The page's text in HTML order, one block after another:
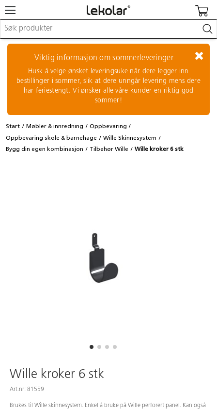
Lekeplassutstyr & utemiljø
Kunst & håndverk
Leker & sykler
Pedagogisk materiell
Barnevogner & småbarnsutstyr
Logge inn / registrere meg
Viktig informasjon om sommerleveringer
Husk å velge ønsket leveringsuke når dere legger inn
bestillinger i sommer, slik at dere unngår levering mens dere
har feriestengt. Vi ønsker alle våre kunder en riktig god
sommer!
Start Møbler & innredning
Oppbevaring
Oppbevaring skole & barnehage
Wille Skinnesystem
Bygg din egen kombinasjon
Tilbehør Wille Wille kroker 6 stk
Wille kroker 6 stk
Art.nr: 81559
Brukes til Wille skinnesystem. Enkel å bruke på Wille perforert panel. Kan også